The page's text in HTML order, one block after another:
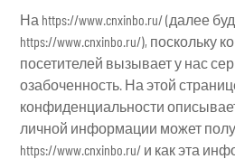
На https://www.cnxinbo.ru/ (далее
https://www.cnxinbo.ru/),
посетителей вызывает у нас
озабоченность. На этой
конфиденциальности
личной информации может
https://www.cnxinbo.ru/ и как эта